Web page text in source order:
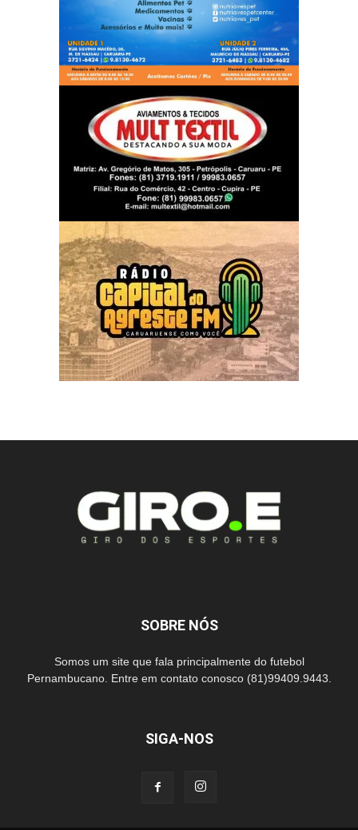
SOBRE NÓS
Somos um site que fala principalmente do futebol
Pernambucano. Entre em contato conosco (81)99409.9443.
SIGA-NOS